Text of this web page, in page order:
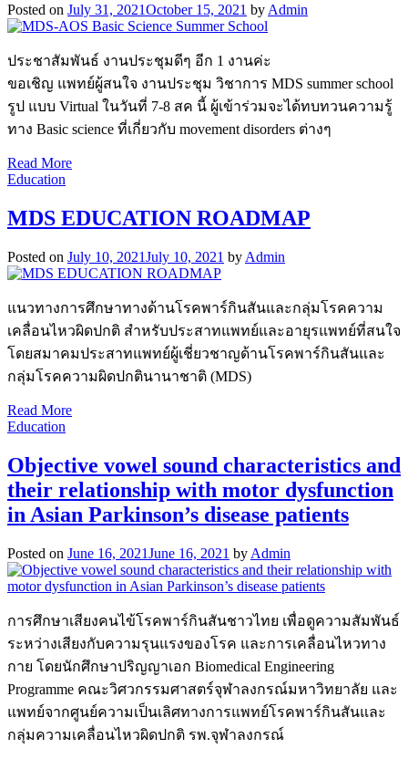
Posted on July 31, 2021October 15, 2021 by Admin
ประชาสัมพันธ์ งานประชุมดีๆ อีก 1 งานค่ะ
ขอเชิญ แพทย์ผู้สนใจ งานประชุม วิชาการ MDS summer school
รูป แบบ Virtual ในวันที่ 7-8 สค นี้ ผู้เข้าร่วมจะได้ทบทวนความรู้
ทาง Basic science ที่เกี่ยวกับ movement disorders ต่างๆ
Read More
Education
MDS EDUCATION ROADMAP
Posted on July 10, 2021July 10, 2021 by Admin
แนวทางการศึกษาทางด้านโรคพาร์กินสันและกลุ่มโรคความ
เคลื่อนไหวผิดปกติ สำหรับประสาทแพทย์และอายุรแพทย์ที่สนใจ
โดยสมาคมประสาทแพทย์ผู้เชี่ยวชาญด้านโรคพาร์กินสันและ
กลุ่มโรคความผิดปกตินานาชาติ (MDS)
Read More
Education
Objective vowel sound characteristics and
their relationship with motor dysfunction
in Asian Parkinson’s disease patients
Posted on June 16, 2021June 16, 2021 by Admin
การศึกษาเสียงคนไข้โรคพาร์กินสันชาวไทย เพื่อดูความสัมพันธ์
ระหว่างเสียงกับความรุนแรงของโรค และการเคลื่อนไหวทาง
กาย โดยนักศึกษาปริญญาเอก Biomedical Engineering
Programme คณะวิศวกรรมศาสตร์จุฬาลงกรณ์มหาวิทยาลัย และ
แพทย์จากศูนย์ความเป็นเลิศทางการแพทย์โรคพาร์กินสันและ
กลุ่มความเคลื่อนไหวผิดปกติ รพ.จุฬาลงกรณ์